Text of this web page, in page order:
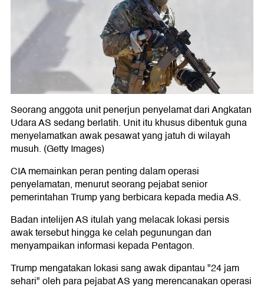
Seorang anggota unit penerjun penyelamat dari Angkatan
Udara AS sedang berlatih. Unit itu khusus dibentuk guna
menyelamatkan awak pesawat yang jatuh di wilayah
musuh. (Getty Images)
CIA memainkan peran penting dalam operasi
penyelamatan, menurut seorang pejabat senior
pemerintahan Trump yang berbicara kepada media AS.
Badan intelijen AS itulah yang melacak lokasi persis
awak tersebut hingga ke celah pegunungan dan
menyampaikan informasi kepada Pentagon.
Trump mengatakan lokasi sang awak dipantau "24 jam
sehari" oleh para pejabat AS yang merencanakan operasi